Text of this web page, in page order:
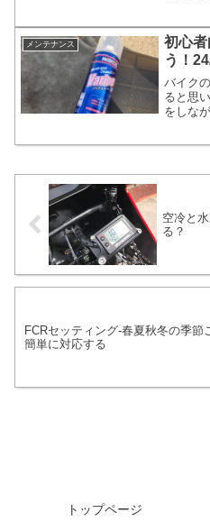
思えま
きの車
ベベル
という
メンテナンス
初心
う！
バイク
ると思
をしな
のバイ
空冷と
る？
FCRセッティング-春夏秋冬の季節
簡単に対応する
トップページ